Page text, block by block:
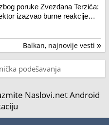
poruke Zvezdana Terzića:
izazvao burne reakcije
"Oluje"
Balkan, najnovije vesti »
podešavanja
Naslovi.net Android